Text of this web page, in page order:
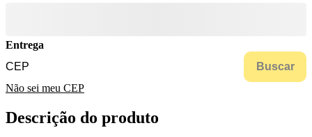
Entrega
Buscar
Não sei meu CEP
Descrição do produto